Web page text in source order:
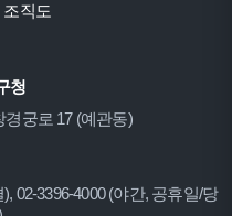
조직도
청
경궁로 17 (예관동)
02-3396-4000 (야간, 공휴일/당